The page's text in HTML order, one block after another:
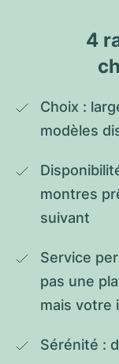
4
Choix :
modèles
montres
suivant
Service
pas une
mais votre
Sérénité :